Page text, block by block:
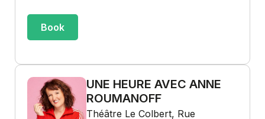
Book
UNE HEURE AVEC ANNE
ROUMANOFF
Théâtre Le Colbert, Rue